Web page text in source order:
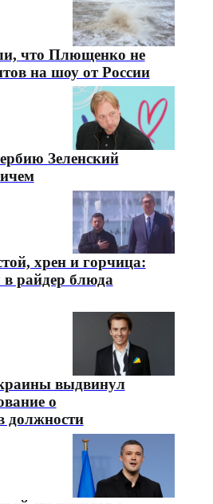
что Плющенко не
на шоу от России
Зеленский
хрен и горчица:
райдер блюда
выдвинул
о
должности